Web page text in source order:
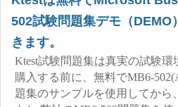
502試験問題集デモ（DEMO
きます。
Ktest試験問題集は真実の試験
購入する前に、無料でMB6-
題集のサンプルを使用してから